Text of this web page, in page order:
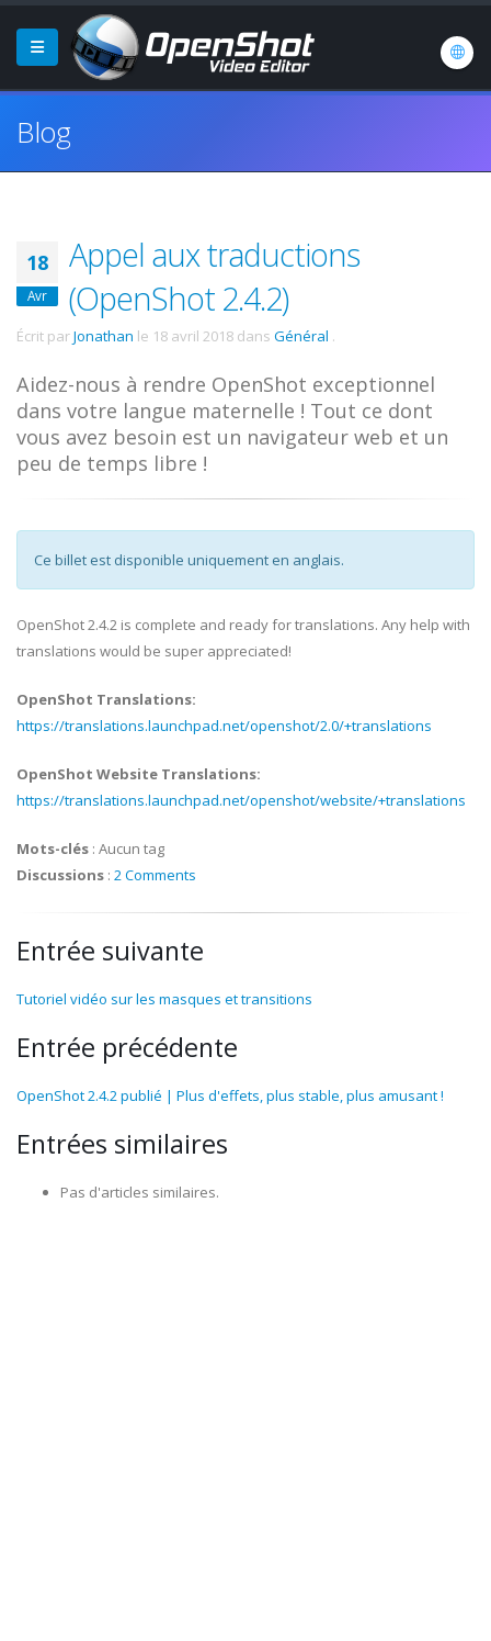
Blog
18
Avr
Appel aux traductions
(OpenShot 2.4.2)
Écrit parJonathan le 18 avril 2018 dans Général .
Aidez-nous à rendre OpenShot exceptionnel
dans votre langue maternelle ! Tout ce dont
vous avez besoin est un navigateur web et un
peu de temps libre !
Ce billet est disponible uniquement en anglais.
OpenShot 2.4.2 is complete and ready for translations. Any help with
translations would be super appreciated!
OpenShot Translations:
https://translations.launchpad.net/openshot/2.0/+translations
OpenShot Website Translations:
https://translations.launchpad.net/openshot/website/+translations
Mots-clés : Aucun tag
Discussions : 2 Comments
Entrée suivante
Tutoriel vidéo sur les masques et transitions
Entrée précédente
OpenShot 2.4.2 publié | Plus d'effets, plus stable, plus amusant !
Entrées similaires
Pas d'articles similaires.